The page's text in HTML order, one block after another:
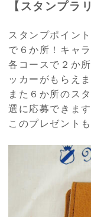
【スタンプラ
スタンプポイン
で６か所！キャ
各コースで２か
ッカーがもらえま
また６か所のス
選に応募できます
このプレゼント